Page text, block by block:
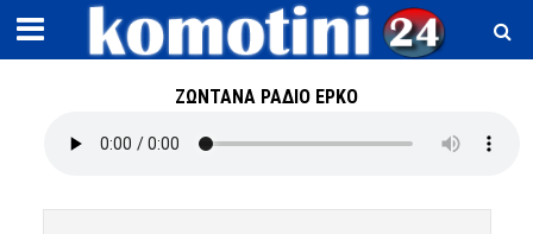
ΖΩΝΤΑΝΑ ΡΑΔΙΟ ΕΡΚΟ